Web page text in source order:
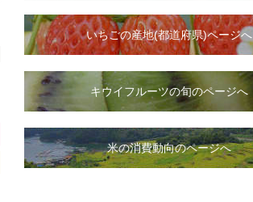
いちごの産地(都道府県)ページへ
キウイフルーツの旬のページへ
米の消費動向のページへ